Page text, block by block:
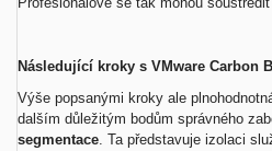
Následující kroky s VMware Carbon
Výše popsanými kroky ale
dalším důležitým bodům správného
segmentace. Ta představuje izolaci